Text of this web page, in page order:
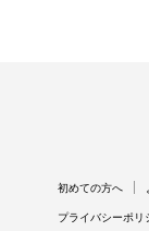
初めての方へ
プライバシーポリ